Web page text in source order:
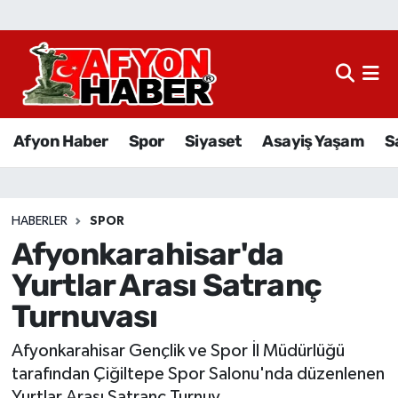
Afyon Haber Spor Siyaset Asayiş Yaşam
HABERLER SPOR
Afyonkarahisar'da
Yurtlar Arası Satranç
Turnuvası
Afyonkarahisar Gençlik ve Spor İl Müdürlüğü
tarafından Çiğiltepe Spor Salonu'nda düzenlenen
Afyon Haber
Sağlık
Eğitim
Ekonomi